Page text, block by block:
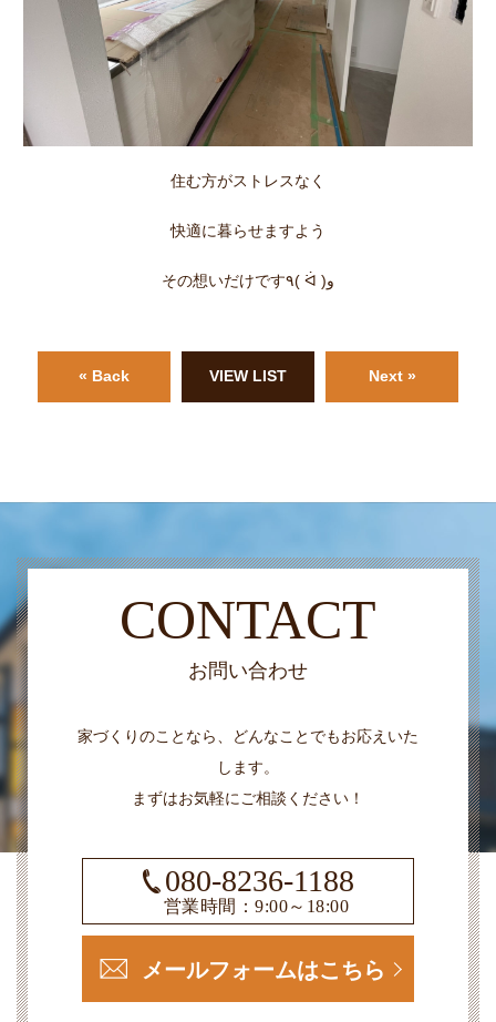
住む方がストレスなく
快適に暮らせますよう
その想いだけです٩( ᐛ )و
« Back VIEW LIST Next »
CONTACT
お問い合わせ
家づくりのことなら、どんなことでもお応えいた
します。
まずはお気軽にご相談ください！
080-8236-1188
営業時間：9:00～18:00
メールフォームはこちら